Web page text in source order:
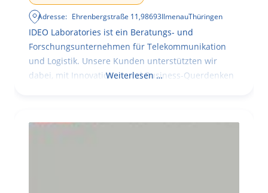
Adresse: Ehrenbergstraße 11,98693IlmenauThüringen
IDEO Laboratories ist ein Beratungs- und
Forschungsunternehmen für Telekommunikation
und Logistik. Unsere Kunden unterstützten wir
dabei, mit Innovationen und Business-Querdenken
Weiterlesen …